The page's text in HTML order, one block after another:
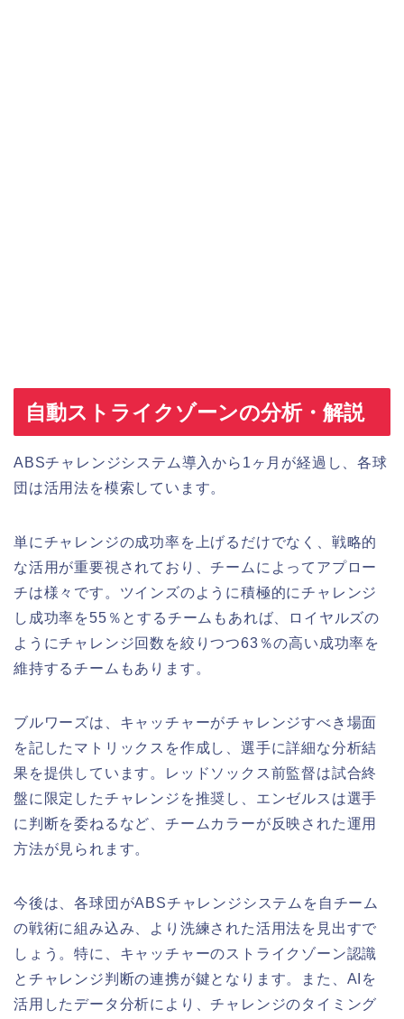
自動ストライクゾーンの分析・解説
ABSチャレンジシステム導入から1ヶ月が経過し、各球
団は活用法を模索しています。
単にチャレンジの成功率を上げるだけでなく、戦略的
な活用が重要視されており、チームによってアプロー
チは様々です。ツインズのように積極的にチャレンジ
し成功率を55％とするチームもあれば、ロイヤルズの
ようにチャレンジ回数を絞りつつ63％の高い成功率を
維持するチームもあります。
ブルワーズは、キャッチャーがチャレンジすべき場面
を記したマトリックスを作成し、選手に詳細な分析結
果を提供しています。レッドソックス前監督は試合終
盤に限定したチャレンジを推奨し、エンゼルスは選手
に判断を委ねるなど、チームカラーが反映された運用
方法が見られます。
今後は、各球団がABSチャレンジシステムを自チーム
の戦術に組み込み、より洗練された活用法を見出すで
しょう。特に、キャッチャーのストライクゾーン認識
とチャレンジ判断の連携が鍵となります。また、AIを
活用したデータ分析により、チャレンジのタイミング